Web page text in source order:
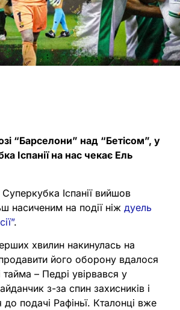
“Барселони” над “Бетісом”, у
Іспанії на нас чекає Ель
Іспанії вийшов
насиченим на події ніж дуель
.
хвилин накинулась на
його оборону вдалося
– Педрі увірвався у
з-за спин захисників і
до подачі Рафіньї. Кталонці вже